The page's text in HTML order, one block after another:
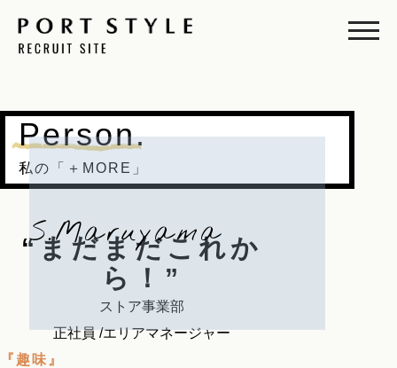
Person.
私の「＋MORE」
S.Maruyama
“まだまだこれか
ら！”
ストア事業部
正社員 /エリアマネージャー
『趣味』